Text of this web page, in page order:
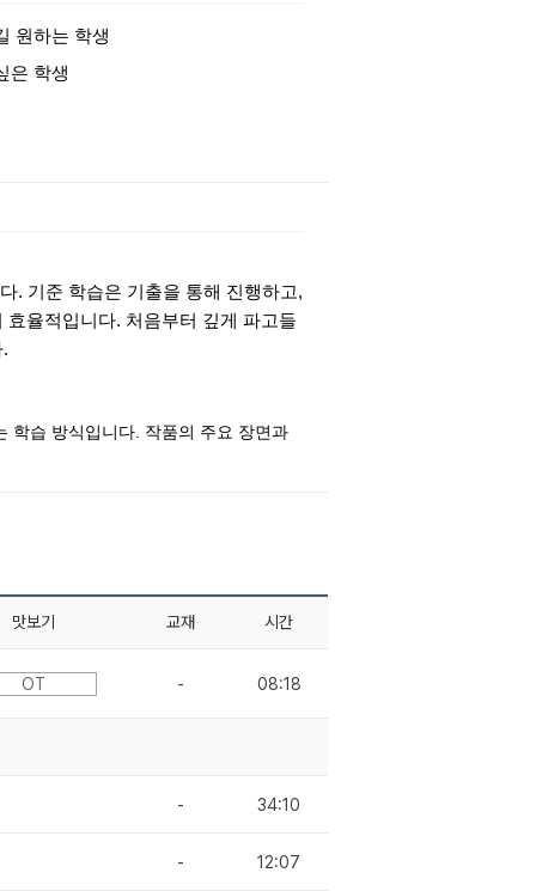
원하는 학생
은 학생
. 기준 학습은 기출을 통해 진행하고,
율적입니다. 처음부터 깊게 파고들
학습 방식입니다. 작품의 주요 장면과
맛보기 교재 시간
OT - 08:18
- 34:10
- 12:07